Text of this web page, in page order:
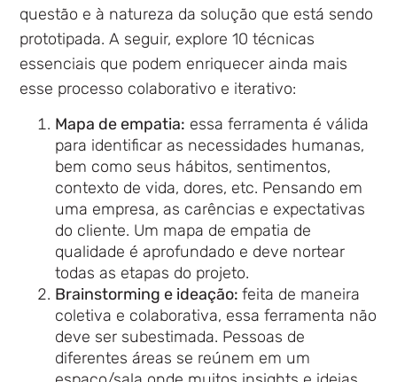
questão e à natureza da solução que está sendo
prototipada. A seguir, explore 10 técnicas
essenciais que podem enriquecer ainda mais
esse processo colaborativo e iterativo:
Mapa de empatia: essa ferramenta é válida
para identificar as necessidades humanas,
bem como seus hábitos, sentimentos,
contexto de vida, dores, etc. Pensando em
uma empresa, as carências e expectativas
do cliente. Um mapa de empatia de
qualidade é aprofundado e deve nortear
todas as etapas do projeto.
Brainstorming e ideação:feita de maneira
coletiva e colaborativa, essa ferramenta não
deve ser subestimada. Pessoas de
diferentes áreas se reúnem em um